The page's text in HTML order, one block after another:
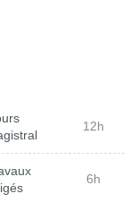
12h
6h